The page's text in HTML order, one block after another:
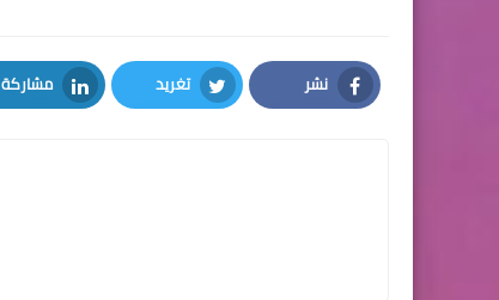
نشر
Facebook
تغريد
Twitter
مشاركة
LinkedIn